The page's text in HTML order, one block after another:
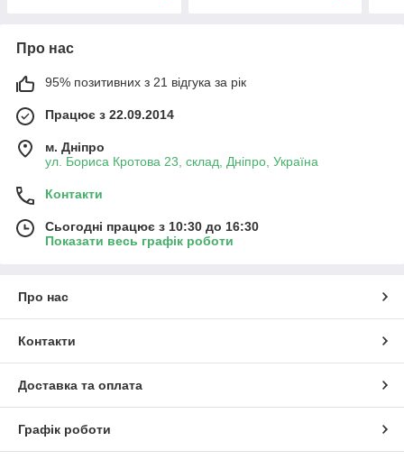
Про нас
95% позитивних з 21 відгука за рік
Працює з 22.09.2014
м. Дніпро
ул. Бориса Кротова 23, склад, Дніпро, Україна
Контакти
Сьогодні працює з 10:30 до 16:30
Показати весь графік роботи
Про нас
Контакти
Доставка та оплата
Графік роботи